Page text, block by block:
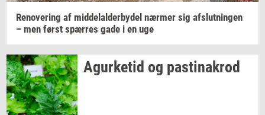
Renove­ring af mid­delal­der­by­del nær­mer sig af­slut­nin­gen
– men først spær­res gade i en uge
Agur­ke­tid og pa­stina­krod